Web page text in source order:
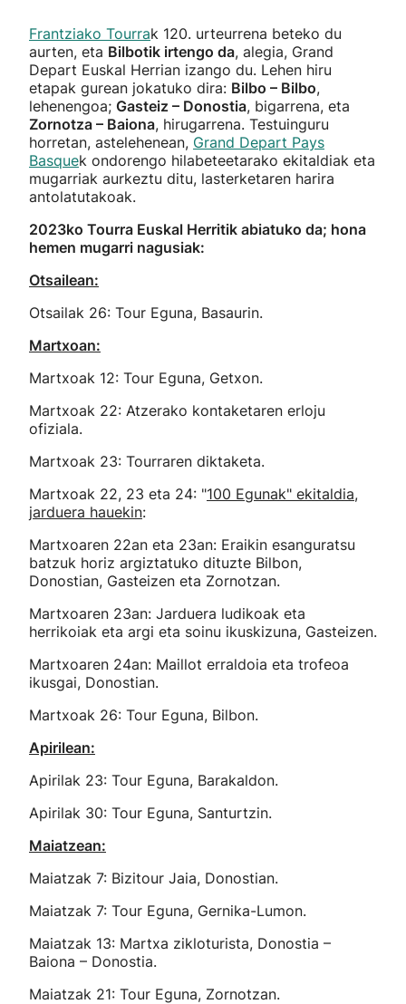
Frantziako Tourrak 120. urteurrena beteko du
aurten, eta Bilbotik irtengo da, alegia, Grand
Depart Euskal Herrian izango du. Lehen hiru
etapak gurean jokatuko dira: Bilbo – Bilbo,
lehenengoa; Gasteiz – Donostia, bigarrena, eta
Zornotza – Baiona, hirugarrena. Testuinguru
horretan, astelehenean, Grand Depart Pays
Basquek ondorengo hilabeteetarako ekitaldiak eta
mugarriak aurkeztu ditu, lasterketaren harira
antolatutakoak.
2023ko Tourra Euskal Herritik abiatuko da; hona
hemen mugarri nagusiak:
Otsailean:
Otsailak 26: Tour Eguna, Basaurin.
Martxoan:
Martxoak 12: Tour Eguna, Getxon.
Martxoak 22: Atzerako kontaketaren erloju
ofiziala.
Martxoak 23: Tourraren diktaketa.
Martxoak 22, 23 eta 24: "100 Egunak" ekitaldia,
jarduera hauekin:
Martxoaren 22an eta 23an: Eraikin esanguratsu
batzuk horiz argiztatuko dituzte Bilbon,
Donostian, Gasteizen eta Zornotzan.
Martxoaren 23an: Jarduera ludikoak eta
herrikoiak eta argi eta soinu ikuskizuna, Gasteizen.
Martxoaren 24an: Maillot erraldoia eta trofeoa
ikusgai, Donostian.
Martxoak 26: Tour Eguna, Bilbon.
Apirilean:
Apirilak 23: Tour Eguna, Barakaldon.
Apirilak 30: Tour Eguna, Santurtzin.
Maiatzean:
Maiatzak 7: Bizitour Jaia, Donostian.
Maiatzak 7: Tour Eguna, Gernika-Lumon.
Maiatzak 13: Martxa zikloturista, Donostia –
Baiona – Donostia.
Maiatzak 21: Tour Eguna, Zornotzan.